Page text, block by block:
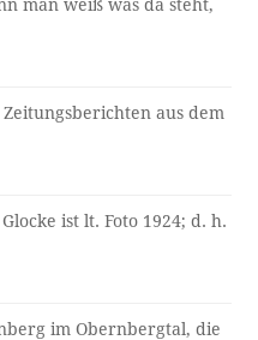
man weiß was da steht,
aus dem
ist lt. Foto 1924; d. h.
im Obernbergtal, die